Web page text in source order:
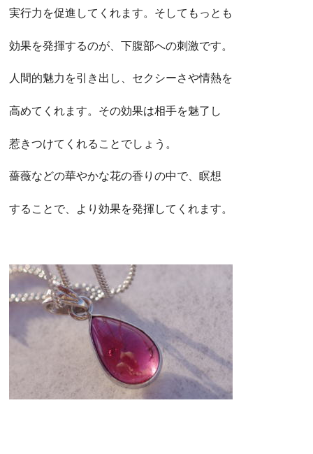
実行力を促進してくれます。そしてもっとも
効果を発揮するのが、下腹部への刺激です。
人間的魅力を引き出し、セクシーさや情熱を
高めてくれます。その効果は相手を魅了し
惹きつけてくれることでしょう。
薔薇などの華やかな花の香りの中で、瞑想
することで、より効果を発揮してくれます。